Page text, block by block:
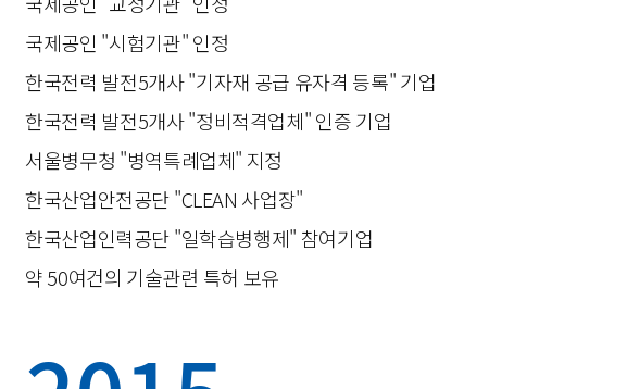
국제공인 "시험기관" 인정
한국전력 발전5개사 "기자재 공급 유자격 등록" 기업
한국전력 발전5개사 "정비적격업체" 인증 기업
서울병무청 "병역특례업체" 지정
한국산업안전공단 "CLEAN 사업장"
한국산업인력공단 "일학습병행제" 참여기업
약 50여건의 기술관련 특허 보유